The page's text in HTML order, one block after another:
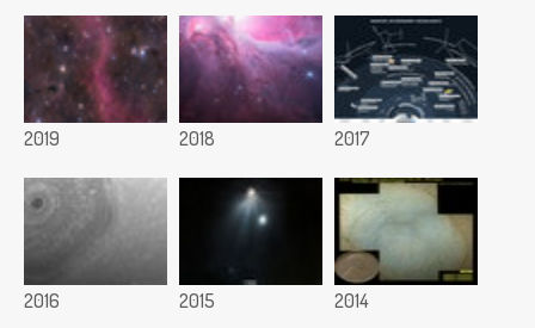
2019 2018 2017
2016 2015 2014